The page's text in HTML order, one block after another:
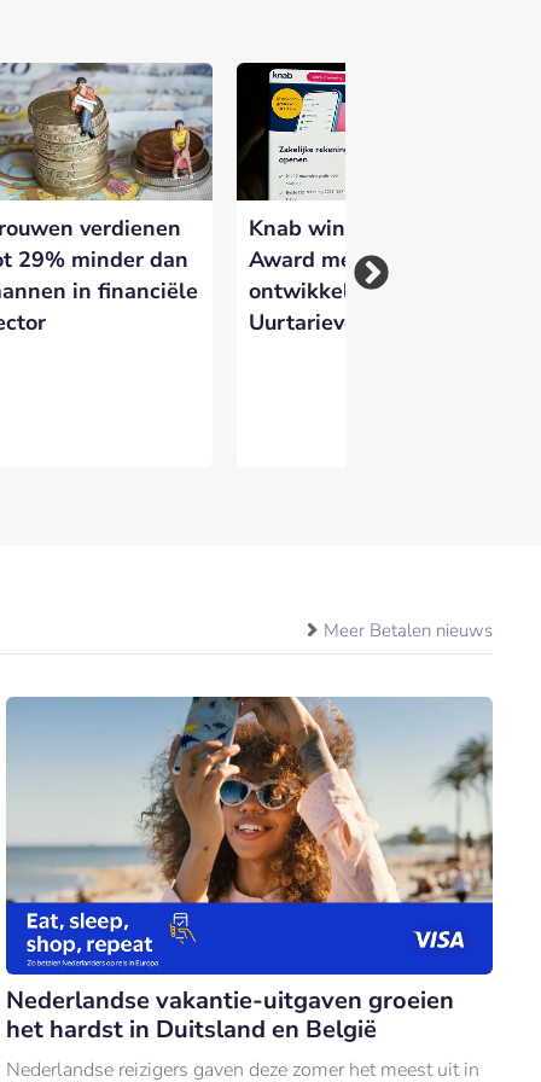
en zichtbaar te maken op
verdienen
29% minder dan
in financiële
Knab wint Dutch PR
Award met eigen
ontwikkeld Zzp
Uurtarievenboekje
Meer Betalen nieuws
Nederlandse vakantie-uitgaven groeien
het hardst in Duitsland en België
Nederlandse reizigers gaven deze zomer het meest uit in